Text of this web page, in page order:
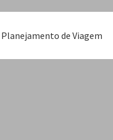
Planejamento de Viagem